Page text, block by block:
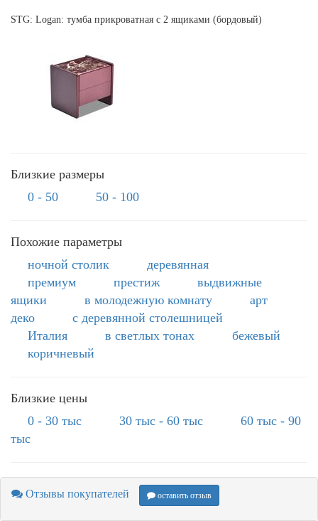
STG: Logan: тумба прикроватная с 2 ящиками (бордовый)
Близкие размеры
0 - 50
50 - 100
Похожие параметры
ночной столик
деревянная
премиум
престиж
выдвижные
ящики
в молодежную комнату
арт
деко
с деревянной столешницей
Италия
в светлых тонах
бежевый
коричневый
Близкие цены
0 - 30 тыс
30 тыс - 60 тыс
60 тыс - 90
тыс
Отзывы покупателей оставить отзыв